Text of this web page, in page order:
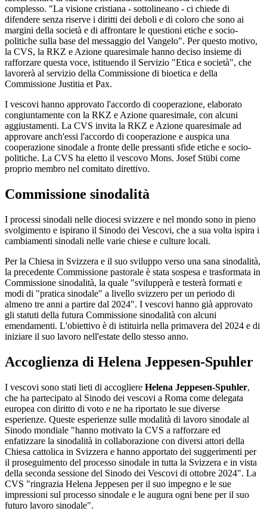
complesso. "La visione cristiana - sottolineano - ci chiede di
difendere senza riserve i diritti dei deboli e di coloro che sono ai
margini della società e di affrontare le questioni etiche e socio-
politiche sulla base del messaggio del Vangelo". Per questo motivo,
la CVS, la RKZ e Azione quaresimale hanno deciso insieme di
rafforzare questa voce, istituendo il Servizio "Etica e società", che
lavorerà al servizio della Commissione di bioetica e della
Commissione Justitia et Pax.
I vescovi hanno approvato l'accordo di cooperazione, elaborato
congiuntamente con la RKZ e Azione quaresimale, con alcuni
aggiustamenti. La CVS invita la RKZ e Azione quaresimale ad
approvare anch'essi l'accordo di cooperazione e auspica una
cooperazione sinodale a fronte delle pressanti sfide etiche e socio-
politiche. La CVS ha eletto il vescovo Mons. Josef Stübi come
proprio membro nel comitato direttivo.
Commissione sinodalità
I processi sinodali nelle diocesi svizzere e nel mondo sono in pieno
svolgimento e ispirano il Sinodo dei Vescovi, che a sua volta ispira i
cambiamenti sinodali nelle varie chiese e culture locali.
Per la Chiesa in Svizzera e il suo sviluppo verso una sana sinodalità,
la precedente Commissione pastorale è stata sospesa e trasformata in
Commissione sinodalità, la quale "svilupperà e testerà formati e
modi di "pratica sinodale" a livello svizzero per un periodo di
almeno tre anni a partire dal 2024". I vescovi hanno già approvato
gli statuti della futura Commissione sinodalità con alcuni
emendamenti. L'obiettivo è di istituirla nella primavera del 2024 e di
iniziare il suo lavoro nell'estate dello stesso anno.
Accoglienza di Helena Jeppesen-Spuhler
I vescovi sono stati lieti di accogliere Helena Jeppesen-Spuhler,
che ha partecipato al Sinodo dei vescovi a Roma come delegata
europea con diritto di voto e ne ha riportato le sue diverse
esperienze. Queste esperienze sulle modalità di lavoro sinodale al
Sinodo mondiale "hanno motivato la CVS a rafforzare ed
enfatizzare la sinodalità in collaborazione con diversi attori della
Chiesa cattolica in Svizzera e hanno apportato dei suggerimenti per
il proseguimento del processo sinodale in tutta la Svizzera e in vista
della seconda sessione del Sinodo dei Vescovi di ottobre 2024". La
CVS "ringrazia Helena Jeppesen per il suo impegno e le sue
impressioni sul processo sinodale e le augura ogni bene per il suo
futuro lavoro sinodale".